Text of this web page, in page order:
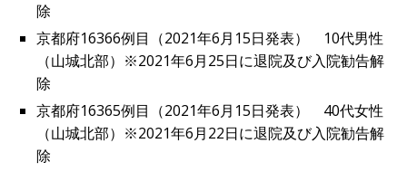
除
京都府16366例目（2021年6月15日発表） 10代男性
（山城北部）※2021年6月25日に退院及び入院勧告解
除
京都府16365例目（2021年6月15日発表） 40代女性
（山城北部）※2021年6月22日に退院及び入院勧告解
除